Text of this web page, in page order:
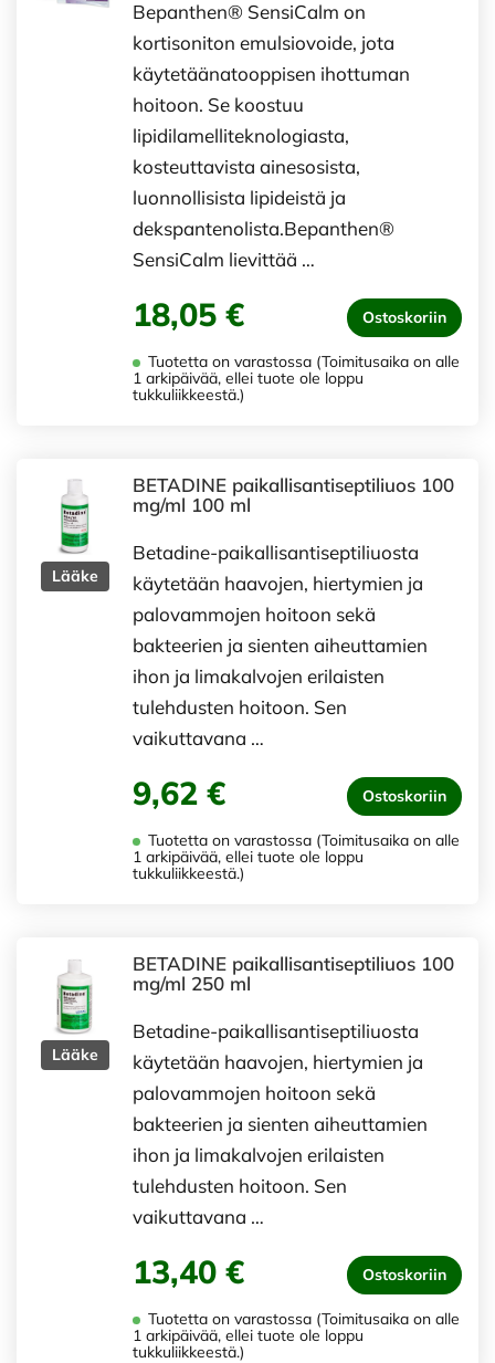
Bepanthen® SensiCalm on
kortisoniton emulsiovoide, jota
käytetäänatooppisen ihottuman
hoitoon. Se koostuu
lipidilamelliteknologiasta,
kosteuttavista ainesosista,
luonnollisista lipideistä ja
dekspantenolista.Bepanthen®
SensiCalm lievittää …
18,05 € Ostoskoriin
Tuotetta on varastossa (Toimitusaika on alle
1 arkipäivää, ellei tuote ole loppu
tukkuliikkeestä.)
Lääke
BETADINE paikallisantiseptiliuos 100
mg/ml 100 ml
Betadine-paikallisantiseptiliuosta
käytetään haavojen, hiertymien ja
palovammojen hoitoon sekä
bakteerien ja sienten aiheuttamien
ihon ja limakalvojen erilaisten
tulehdusten hoitoon. Sen
vaikuttavana …
9,62 € Ostoskoriin
Tuotetta on varastossa (Toimitusaika on alle
1 arkipäivää, ellei tuote ole loppu
tukkuliikkeestä.)
Lääke
BETADINE paikallisantiseptiliuos 100
mg/ml 250 ml
Betadine-paikallisantiseptiliuosta
käytetään haavojen, hiertymien ja
palovammojen hoitoon sekä
bakteerien ja sienten aiheuttamien
ihon ja limakalvojen erilaisten
tulehdusten hoitoon. Sen
vaikuttavana …
13,40 € Ostoskoriin
Tuotetta on varastossa (Toimitusaika on alle
1 arkipäivää, ellei tuote ole loppu
tukkuliikkeestä.)